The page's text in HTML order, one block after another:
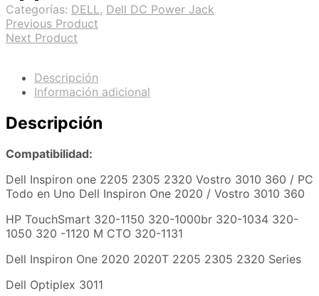
Categorías: DELL, Dell DC Power Jack
Previous Product
Next Product
Descripción
Información adicional
Descripción
Compatibilidad:
Dell Inspiron one 2205 2305 2320 Vostro 3010 360 / PC
Todo en Uno Dell Inspiron One 2020 / Vostro 3010 360
HP TouchSmart 320-1150 320-1000br 320-1034 320-
1050 320 -1120 M CTO 320-1131
Dell Inspiron One 2020 2020T 2205 2305 2320 Series
Dell Optiplex 3011